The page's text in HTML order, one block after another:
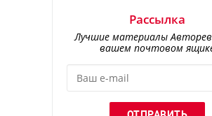
Рассылка
Лучшие материалы
вашем почтовом